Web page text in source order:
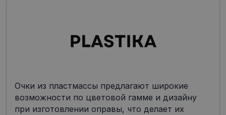
Очки из пластмассы предлагают широкие
возможности по цветовой гамме и дизайну
при изготовлении оправы, что делает их